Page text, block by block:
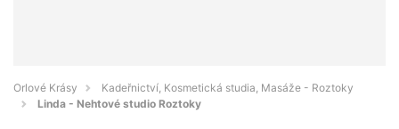
Orlové Krásy
Kadeřnictví, Kosmetická studia, Masáže - Roztoky
Linda - Nehtové studio Roztoky